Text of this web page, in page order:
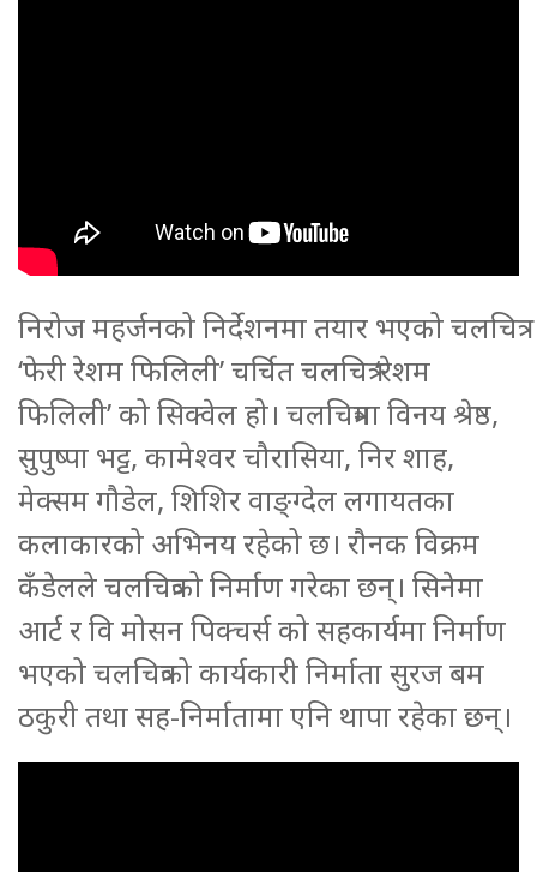
निरोज महर्जनको निर्देशनमा तयार भएको चलचित्र
‘फेरी रेशम फिलिली’ चर्चित चलचित्र ‘रेशम
फिलिली’ को सिक्वेल हो। चलचित्रमा विनय श्रेष्ठ,
सुपुष्पा भट्ट, कामेश्वर चौरासिया, निर शाह,
मेक्सम गौडेल, शिशिर वाङ्ग्देल लगायतका
कलाकारको अभिनय रहेको छ। रौनक विक्रम
कँडेलले चलचित्रको निर्माण गरेका छन्। सिनेमा
आर्ट र वि मोसन पिक्चर्स को सहकार्यमा निर्माण
भएको चलचित्रको कार्यकारी निर्माता सुरज बम
ठकुरी तथा सह-निर्मातामा एनि थापा रहेका छन्।